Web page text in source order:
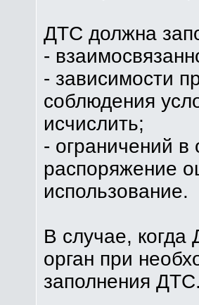
ДТС должна
-
- зависимости
соблюдения
исчислить;
- ограничений в
распоряжение
использование.
В случае,
орган при
заполнения